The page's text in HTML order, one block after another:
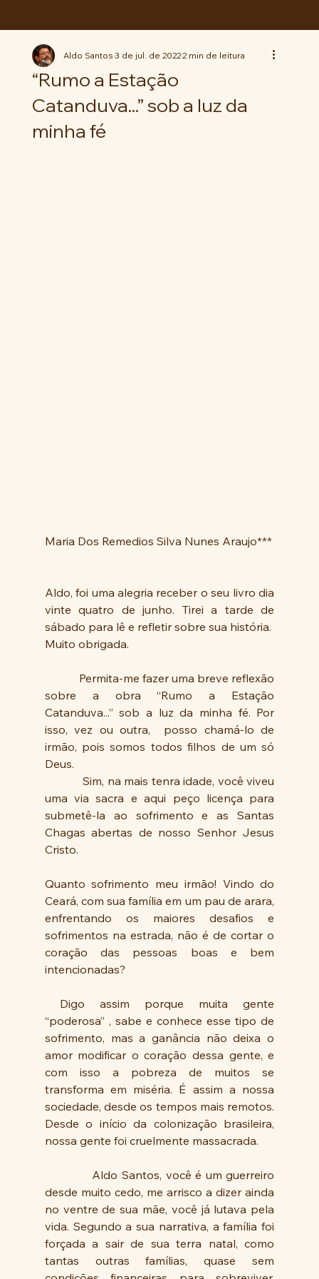
“Rumo a Estação
Catanduva...” sob a luz da
minha fé
Aldo Santos3 de jul. de 20222 min de leitura
Maria Dos Remedios Silva Nunes Araujo***
Aldo, foi uma alegria receber o seu livro dia
vinte quatro de junho. Tirei a tarde de
sábado para lê e refletir sobre sua história.
Muito obrigada.
sobre a obra “Rumo a Estação
Catanduva...” sob a luz da minha fé. Por
isso, vez ou outra,  posso chamá-lo de
irmão, pois somos todos filhos de um só
Deus.
            Sim, na mais tenra idade, você viveu
uma via sacra e aqui peço licença para
submetê-la ao sofrimento e as Santas
Chagas abertas de nosso Senhor Jesus
Cristo.
Quanto sofrimento meu irmão! Vindo do
Ceará, com sua família em um pau de arara,
enfrentando os maiores desafios e
sofrimentos na estrada, não é de cortar o
coração das pessoas boas e bem
intencionadas?
“poderosa” , sabe e conhece esse tipo de
sofrimento, mas a ganância não deixa o
amor modificar o coração dessa gente, e
com isso a pobreza de muitos se
transforma em miséria. É assim a nossa
sociedade, desde os tempos mais remotos.
Desde o início da colonização brasileira,
nossa gente foi cruelmente massacrada.
desde muito cedo, me arrisco a dizer ainda
no ventre de sua mãe, você já lutava pela
vida. Segundo a sua narrativa, a família foi
forçada a sair de sua terra natal, como
tantas outras famílias, quase sem